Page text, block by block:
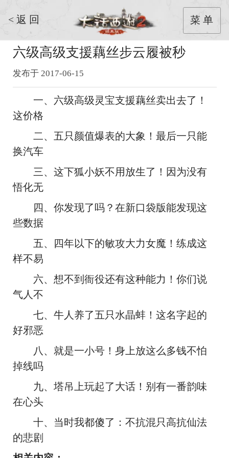
< 返 回 菜 单
六级高级支援藕丝步云履被秒
发布于 2017-06-15
一、六级高级灵宝支援藕丝卖出去了！
这价格
二、五只颜值爆表的大象！最后一只能
换汽车
三、这下狐小妖不用放生了！因为没有
悟化无
四、你发现了吗？在新口袋版能发现这
些数据
五、四年以下的敏攻大力女魔！练成这
样不易
六、想不到衙役还有这种能力！你们说
气人不
七、牛人养了五只水晶蚌！这名字起的
好邪恶
八、就是一小号！身上放这么多钱不怕
掉线吗
九、塔吊上玩起了大话！别有一番韵味
在心头
十、当时我都傻了：不抗混只高抗仙法
的悲剧